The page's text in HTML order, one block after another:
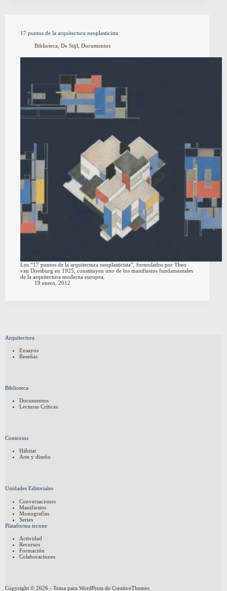
17 puntos de la arquitectura neoplasticista
Biblioteca, De Stijl Documentos
Los “17 puntos de la arquitectura neoplasticista”, formulados por Theo
van Doesburg en 1925, constituyen uno de los manifiestos fundamentales
de la arquitectura moderna europea.
19 enero, 2012
Arquitectura
Ensayos
Reseñas
Biblioteca
Documentos
Lecturas Críticas
Contextos
Hábitat
Arte y diseño
Unidades Editoriales
Conversaciones
Manifiestos
Monografías
Series
Plataforma tecnne
Actividad
Recursos
Formación
Colaboraciones
Copyright © 2026 - Tema para WordPress de CreativeThemes